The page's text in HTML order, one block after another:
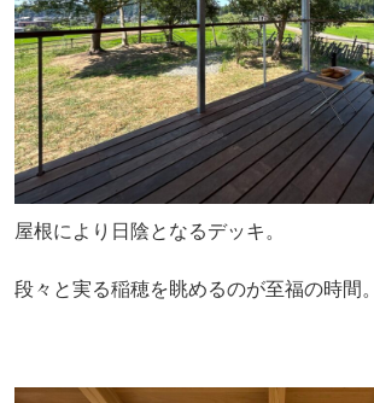
屋根により日陰となるデッキ。
段々と実る稲穂を眺めるのが至福の時間。